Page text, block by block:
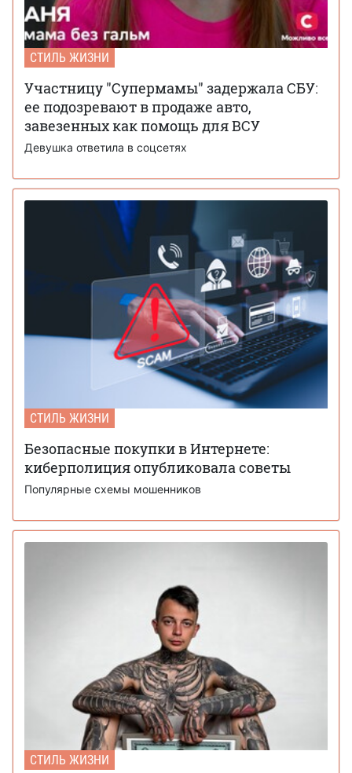
СТИЛЬ ЖИЗНИ
Участницу "Супермамы" задержала СБУ:
ее подозревают в продаже авто,
завезенных как помощь для ВСУ
Девушка ответила в соцсетях
СТИЛЬ ЖИЗНИ
Безопасные покупки в Интернете:
киберполиция опубликовала советы
Популярные схемы мошенников
СТИЛЬ ЖИЗНИ